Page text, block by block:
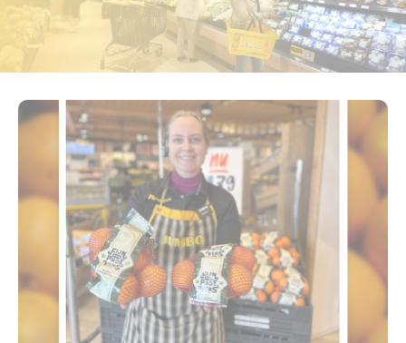
Bruïneplein
Acties
Werken bij Jumbo Huibers
Vacatures en Solliciteren
Werken en leren
Jumbo.com
BBQ gigant webshop
Jumbo Huibers Specials